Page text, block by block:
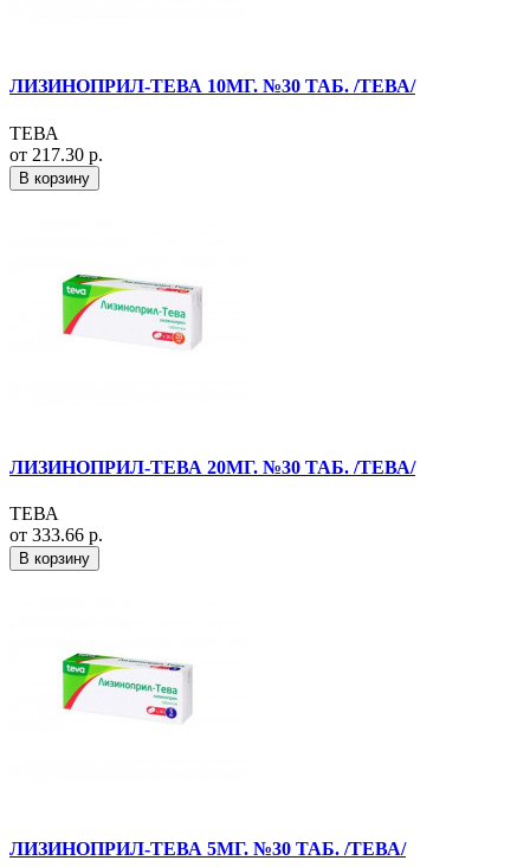
ЛИЗИНОПРИЛ-ТЕВА 10МГ. №30 ТАБ. /ТЕВА/
ТЕВА
от 217.30 р.
В корзину
ЛИЗИНОПРИЛ-ТЕВА 20МГ. №30 ТАБ. /ТЕВА/
ТЕВА
от 333.66 р.
В корзину
ЛИЗИНОПРИЛ-ТЕВА 5МГ. №30 ТАБ. /ТЕВА/